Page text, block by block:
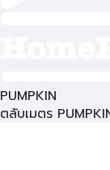
PUMPKIN
ตลับเมตร